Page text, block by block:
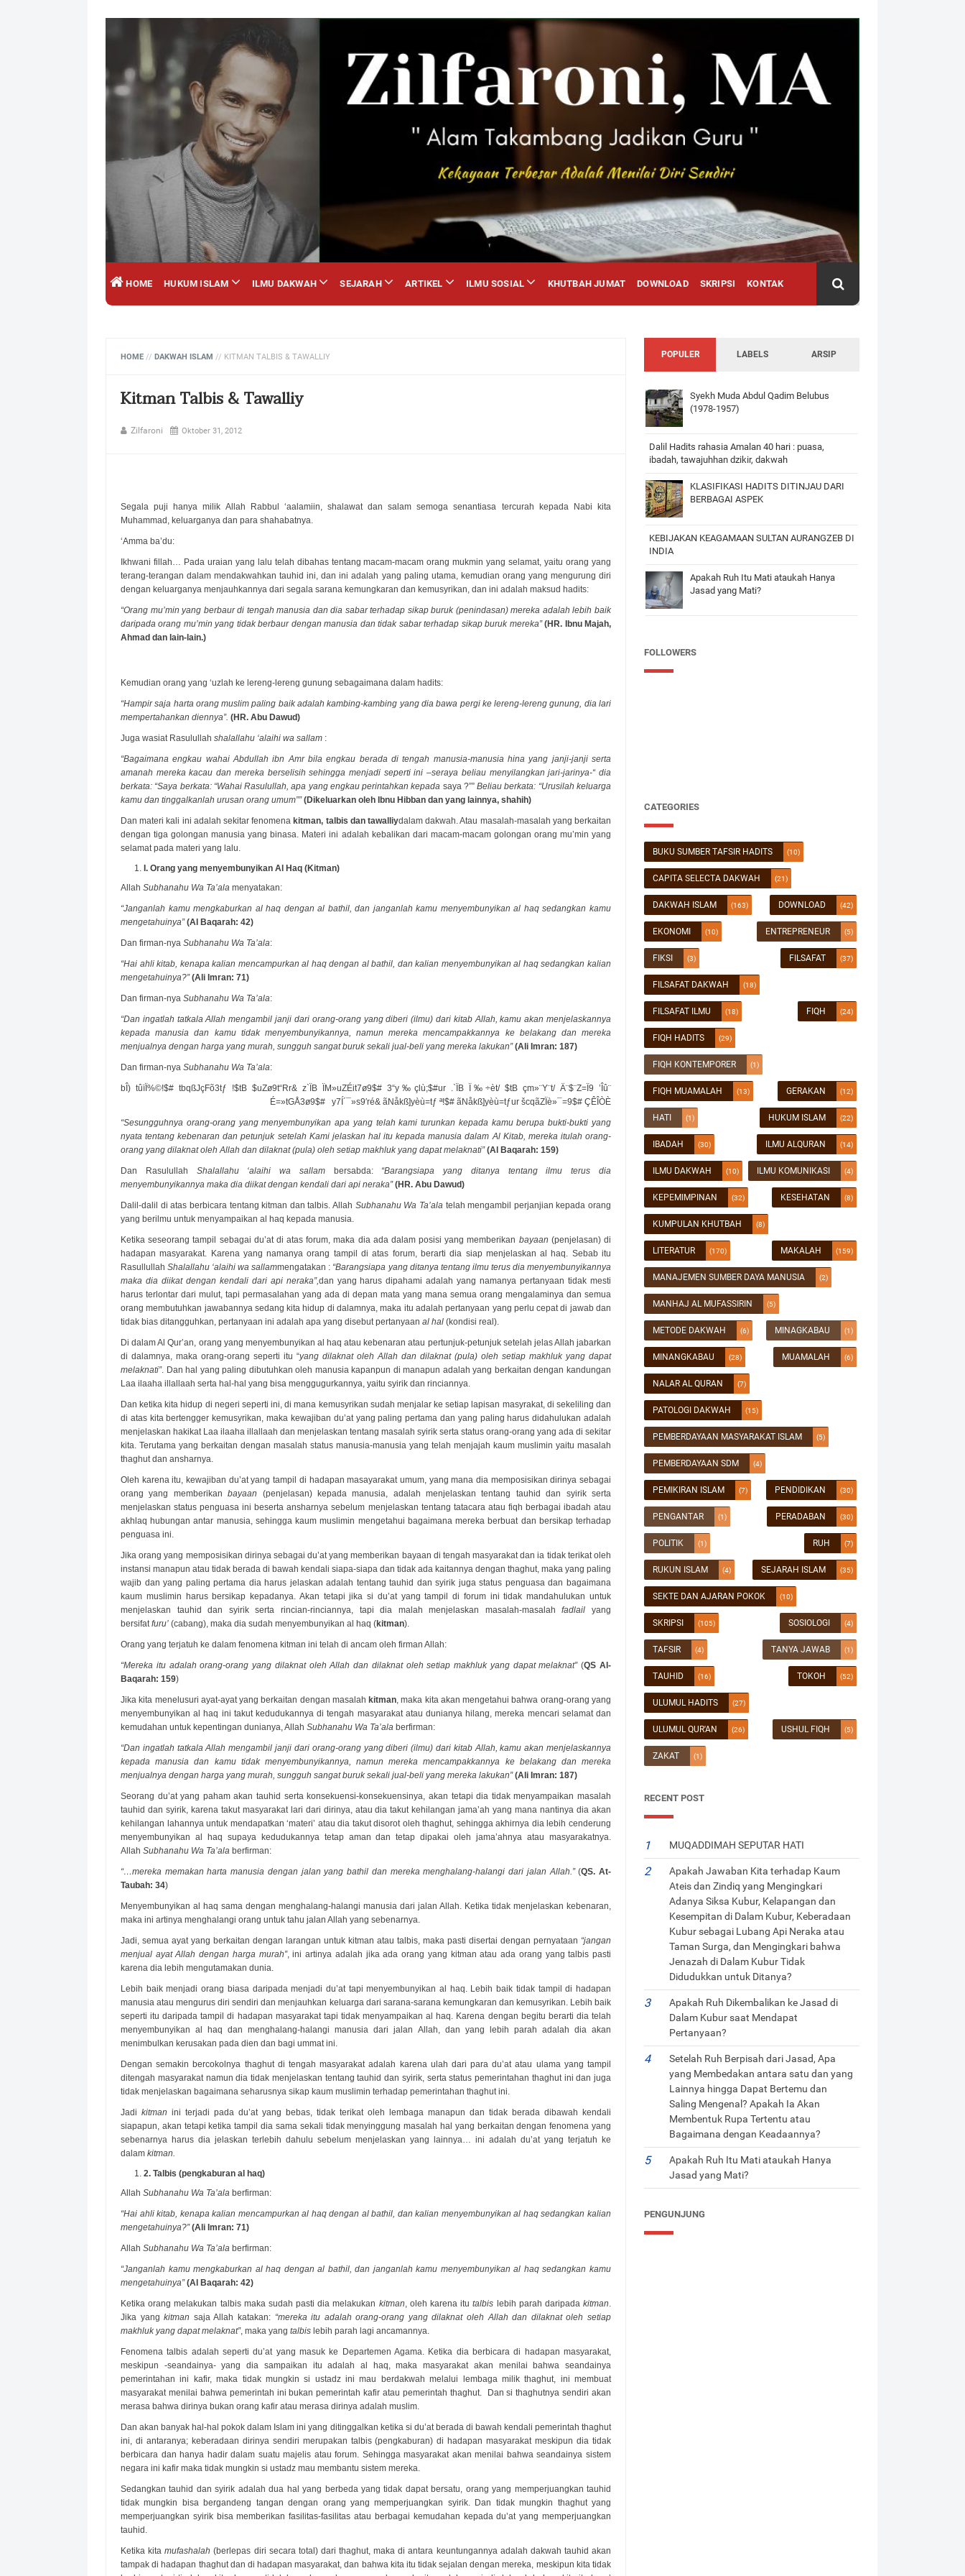
HOME HUKUM ISLAM ILMU DAKWAH SEJARAH ARTIKEL ILMU SOSIAL KHUTBAH JUMAT DOWNLOAD SKRIPSI KONTAK
HOME // DAKWAH ISLAM // KITMAN TALBIS & TAWALLIY
Kitman Talbis & Tawalliy
Zilfaroni Oktober 31, 2012
Segala puji hanya milik Allah Rabbul ‘aalamiin, shalawat dan salam semoga senantiasa tercurah kepada Nabi kita
Muhammad, keluarganya dan para shahabatnya.
‘Amma ba’du:
Ikhwani fillah… Pada uraian yang lalu telah dibahas tentang macam-macam orang mukmin yang selamat, yaitu orang yang
terang-terangan dalam mendakwahkan tauhid ini, dan ini adalah yang paling utama, kemudian orang yang mengurung diri
dengan keluarganya menjauhkannya dari segala sarana kemungkaran dan kemusyrikan, dan ini adalah maksud hadits:
“Orang mu’min yang berbaur di tengah manusia dan dia sabar terhadap sikap buruk (penindasan) mereka adalah lebih baik
daripada orang mu’min yang tidak berbaur dengan manusia dan tidak sabar terhadap sikap buruk mereka” (HR. Ibnu Majah,
Ahmad dan lain-lain.)
Kemudian orang yang ‘uzlah ke lereng-lereng gunung sebagaimana dalam hadits:
“Hampir saja harta orang muslim paling baik adalah kambing-kambing yang dia bawa pergi ke lereng-lereng gunung, dia lari
mempertahankan diennya”. (HR. Abu Dawud)
Juga wasiat Rasulullah shalallahu ‘alaihi wa sallam :
“Bagaimana engkau wahai Abdullah ibn Amr bila engkau berada di tengah manusia-manusia hina yang janji-janji serta
amanah mereka kacau dan mereka berselisih sehingga menjadi seperti ini –seraya beliau menyilangkan jari-jarinya-“ dia
berkata: “Saya berkata: “Wahai Rasulullah, apa yang engkau perintahkan kepada saya ?””Beliau berkata: “Urusilah keluarga
kamu dan tinggalkanlah urusan orang umum”” (Dikeluarkan oleh Ibnu Hibban dan yang lainnya, shahih)
Dan materi kali ini adalah sekitar fenomena kitman, talbis dan tawalliydalam dakwah. Atau masalah-masalah yang berkaitan
dengan tiga golongan manusia yang binasa. Materi ini adalah kebalikan dari macam-macam golongan orang mu’min yang
selamat pada materi yang lalu.
I. Orang yang menyembunyikan Al Haq (Kitman)
Allah Subhanahu Wa Ta’ala menyatakan:
“Janganlah kamu mengkaburkan al haq dengan al bathil, dan janganlah kamu menyembunyikan al haq sedangkan kamu
mengetahuinya” (Al Baqarah: 42)
Dan firman-nya Subhanahu Wa Ta’ala:
“Hai ahli kitab, kenapa kalian mencampurkan al haq dengan al bathil, dan kalian menyembunyikan al haq sedangkan kalian
mengetahuinya?” (Ali Imran: 71)
Dan firman-nya Subhanahu Wa Ta’ala:
“Dan ingatlah tatkala Allah mengambil janji dari orang-orang yang diberi (ilmu) dari kitab Allah, kamu akan menjelaskannya
kepada manusia dan kamu tidak menyembunyikannya, namun mereka mencampakkannya ke belakang dan mereka
menjualnya dengan harga yang murah, sungguh sangat buruk sekali jual-beli yang mereka lakukan” (Ali Imran: 187)
Dan firman-nya Subhanahu Wa Ta’ala:
¨bÎ) tûïÏ%©!$# tbqßJçFõ3tƒ !$tB $uZø9t“Rr& z`ÏB ÏM»uZÉit7ø9$# 3“y‰çlù;$#ur .`ÏB Ï‰÷èt/ $tB çm»¨Y¨t/ Ä¨$¨Z=Ï9 ’Îû
É=»tGÅ3ø9$# y7Í´¯»s9′ré& ãNåkß]yèù=tƒ ª!$# ãNåkß]yèù=tƒur šcqãZÏè»¯=9$# ÇÊÎÒÈ
“Sesungguhnya orang-orang yang menyembunyikan apa yang telah kami turunkan kepada kamu berupa bukti-bukti yang
nyata tentang kebenaran dan petunjuk setelah Kami jelaskan hal itu kepada manusia dalam Al Kitab, mereka itulah orang-
orang yang dilaknat oleh Allah dan dilaknat (pula) oleh setiap makhluk yang dapat melaknati” (Al Baqarah: 159)
Dan Rasulullah Shalallahu ‘alaihi wa sallambersabda: “Barangsiapa yang ditanya tentang ilmu terus dia
menyembunyikannya maka dia diikat dengan kendali dari api neraka” (HR. Abu Dawud)
Dalil-dalil di atas berbicara tentang kitman dan talbis. Allah Subhanahu Wa Ta’alatelah mengambil perjanjian kepada orang
yang berilmu untuk menyampaikan al haq kepada manusia.
Ketika seseorang tampil sebagai du’at di atas forum, maka dia ada dalam posisi yang memberikan bayaan (penjelasan) di
hadapan masyarakat. Karena yang namanya orang tampil di atas forum, berarti dia siap menjelaskan al haq. Sebab itu
RasullullahShalallahu ‘alaihi wa sallammengatakan : “Barangsiapa yang ditanya tentang ilmu terus dia menyembunyikannya
maka dia diikat dengan kendali dari api neraka”,dan yang harus dipahami adalah yang namanya pertanyaan tidak mesti
harus terlontar dari mulut, tapi permasalahan yang ada di depan mata yang mana semua orang mengalaminya dan semua
orang membutuhkan jawabannya sedang kita hidup di dalamnya, maka itu adalah pertanyaan yang perlu cepat di jawab dan
tidak bias ditangguhkan, pertanyaan ini adalah apa yang disebut pertanyaan al hal (kondisi real).
Di dalam Al Qur’an, orang yang menyembunyikan al haq atau kebenaran atau pertunjuk-petunjuk setelah jelas Allah jabarkan
di dalamnya, maka orang-orang seperti itu “yang dilaknat oleh Allah dan dilaknat (pula) oleh setiap makhluk yang dapat
melaknati”. Dan hal yang paling dibutuhkan oleh manusia kapanpun di manapun adalah yang berkaitan dengan kandungan
Laa ilaaha illallaah serta hal-hal yang bisa menggugurkannya, yaitu syirik dan rinciannya.
Dan ketika kita hidup di negeri seperti ini, di mana kemusyrikan sudah menjalar ke setiap lapisan masyrakat, di sekeliling dan
di atas kita bertengger kemusyrikan, maka kewajiban du’at yang paling pertama dan yang paling harus didahulukan adalah
menjelaskan hakikat Laa ilaaha illallaah dan menjelaskan tentang masalah syirik serta status orang-orang yang ada di sekitar
kita. Terutama yang berkaitan dengan masalah status manusia-manusia yang telah menjajah kaum muslimin yaitu masalah
thaghut dan ansharnya.
Oleh karena itu, kewajiban du’at yang tampil di hadapan masayarakat umum, yang mana dia memposisikan dirinya sebagai
orang yang memberikanbayaan (penjelasan) kepada manusia, adalah menjelaskan tentang tauhid dan syirik serta
menjelaskan status penguasa ini beserta ansharnya sebelum menjelaskan tentang tatacara atau fiqh berbagai ibadah atau
akhlaq hubungan antar manusia, sehingga kaum muslimin mengetahui bagaimana mereka berbuat dan bersikap terhadap
penguasa ini.
Jika orang yang memposisikan dirinya sebagai du’at yang memberikan bayaan di tengah masyarakat dan ia tidak terikat oleh
instansi manapun atau tidak berada di bawah kendali siapa-siapa dan tidak ada kaitannya dengan thaghut, maka yang paling
wajib dan yang paling pertama dia harus jelaskan adalah tentang tauhid dan syirik juga status penguasa dan bagaimana
kaum muslimin harus bersikap kepadanya. Akan tetapi jika si du’at yang tampil di forum ini tidak mandahulukan untuk
menjelaskan tauhid dan syirik serta rincian-rinciannya, tapi dia malah menjelaskan masalah-masalahfadlail yang
bersifatfuru’ (cabang), maka dia sudah menyembunyikan al haq (kitman).
Orang yang terjatuh ke dalam fenomena kitman ini telah di ancam oleh firman Allah:
“Mereka itu adalah orang-orang yang dilaknat oleh Allah dan dilaknat oleh setiap makhluk yang dapat melaknat”(QS Al-
Baqarah: 159)
Jika kita menelusuri ayat-ayat yang berkaitan dengan masalah kitman, maka kita akan mengetahui bahwa orang-orang yang
menyembunyikan al haq ini takut kedudukannya di tengah masyarakat atau dunianya hilang, mereka mencari selamat dan
kemudahan untuk kepentingan dunianya, Allah Subhanahu Wa Ta’ala berfirman:
“Dan ingatlah tatkala Allah mengambil janji dari orang-orang yang diberi (ilmu) dari kitab Allah, kamu akan menjelaskannya
kepada manusia dan kamu tidak menyembunyikannya, namun mereka mencampakkannya ke belakang dan mereka
menjualnya dengan harga yang murah, sungguh sangat buruk sekali jual-beli yang mereka lakukan” (Ali Imran: 187)
Seorang du’at yang paham akan tauhid serta konsekuensi-konsekuensinya, akan tetapi dia tidak menyampaikan masalah
tauhid dan syirik, karena takut masyarakat lari dari dirinya, atau dia takut kehilangan jama’ah yang mana nantinya dia akan
kehilangan lahannya untuk mendapatkan ‘materi’ atau dia takut disorot oleh thaghut, sehingga akhirnya dia lebih cenderung
menyembunyikan al haq supaya kedudukannya tetap aman dan tetap dipakai oleh jama’ahnya atau masyarakatnya.
Allah Subhanahu Wa Ta’ala berfirman:
“…mereka memakan harta manusia dengan jalan yang bathil dan mereka menghalang-halangi dari jalan Allah.”(QS. At-
Taubah: 34)
Menyembunyikan al haq sama dengan menghalang-halangi manusia dari jalan Allah. Ketika tidak menjelaskan kebenaran,
maka ini artinya menghalangi orang untuk tahu jalan Allah yang sebenarnya.
Jadi, semua ayat yang berkaitan dengan larangan untuk kitman atau talbis, maka pasti disertai dengan pernyataan “jangan
menjual ayat Allah dengan harga murah”, ini artinya adalah jika ada orang yang kitman atau ada orang yang talbis pasti
karena dia lebih mengutamakan dunia.
Lebih baik menjadi orang biasa daripada menjadi du’at tapi menyembunyikan al haq. Lebih baik tidak tampil di hadapan
manusia atau mengurus diri sendiri dan menjauhkan keluarga dari sarana-sarana kemungkaran dan kemusyrikan. Lebih baik
seperti itu daripada tampil di hadapan masyarakat tapi tidak menyampaikan al haq. Karena dengan begitu berarti dia telah
menyembunyikan al haq dan menghalang-halangi manusia dari jalan Allah, dan yang lebih parah adalah dia akan
menimbulkan kerusakan pada dien dan bagi ummat ini.
Dengan semakin bercokolnya thaghut di tengah masyarakat adalah karena ulah dari para du’at atau ulama yang tampil
ditengah masyarakat namun dia tidak menjelaskan tentang tauhid dan syirik, serta status pemerintahan thaghut ini dan juga
tidak menjelaskan bagaimana seharusnya sikap kaum muslimin terhadap pemerintahan thaghut ini.
Jadi kitman ini terjadi pada du’at yang bebas, tidak terikat oleh lembaga manapun dan tidak berada dibawah kendali
siapapun, akan tetapi ketika tampil dia sama sekali tidak menyinggung masalah hal yang berkaitan dengan fenomena yang
sebenarnya harus dia jelaskan terlebih dahulu sebelum menjelaskan yang lainnya… ini adalah du’at yang terjatuh ke
dalam kitman.
2. Talbis (pengkaburan al haq)
Allah Subhanahu Wa Ta’ala berfirman:
“Hai ahli kitab, kenapa kalian mencampurkan al haq dengan al bathil, dan kalian menyembunyikan al haq sedangkan kalian
mengetahuinya?” (Ali Imran: 71)
Allah Subhanahu Wa Ta’ala berfirman:
“Janganlah kamu mengkaburkan al haq dengan al bathil, dan janganlah kamu menyembunyikan al haq sedangkan kamu
mengetahuinya” (Al Baqarah: 42)
Ketika orang melakukan talbis maka sudah pasti dia melakukan kitman, oleh karena itutalbis lebih parah daripadakitman.
Jika yangkitman saja Allah katakan: “mereka itu adalah orang-orang yang dilaknat oleh Allah dan dilaknat oleh setiap
makhluk yang dapat melaknat”, maka yang talbis lebih parah lagi ancamannya.
Fenomena talbis adalah seperti du’at yang masuk ke Departemen Agama. Ketika dia berbicara di hadapan masyarakat,
meskipun -seandainya- yang dia sampaikan itu adalah al haq, maka masyarakat akan menilai bahwa seandainya
pemerintahan ini kafir, maka tidak mungkin si ustadz ini mau berdakwah melalui lembaga milik thaghut, ini membuat
masyarakat menilai bahwa pemerintah ini bukan pemerintah kafir atau pemerintah thaghut. Dan si thaghutnya sendiri akan
merasa bahwa dirinya bukan orang kafir atau merasa dirinya adalah muslim.
Dan akan banyak hal-hal pokok dalam Islam ini yang ditinggalkan ketika si du’at berada di bawah kendali pemerintah thaghut
ini, di antaranya; keberadaan dirinya sendiri merupakan talbis (pengkaburan) di hadapan masyarakat meskipun dia tidak
berbicara dan hanya hadir dalam suatu majelis atau forum. Sehingga masyarakat akan menilai bahwa seandainya sistem
negara ini kafir maka tidak mungkin si ustadz mau membantu sistem mereka.
Sedangkan tauhid dan syirik adalah dua hal yang berbeda yang tidak dapat bersatu, orang yang memperjuangkan tauhid
tidak mungkin bisa bergandeng tangan dengan orang yang memperjuangkan syirik. Dan tidak mungkin thaghut yang
memperjuangkan syirik bisa memberikan fasilitas-fasilitas atau berbagai kemudahan kepada du’at yang memperjuangkan
tauhid.
Ketika kitamufashalah (berlepas diri secara total) dari thaghut, maka di antara keuntungannya adalah dakwah tauhid akan
tampak di hadapan thaghut dan di hadapan masyarakat, dan bahwa kita itu tidak sejalan dengan mereka, meskipun kita tidak
POPULER LABELS ARSIP
Syekh Muda Abdul Qadim Belubus
(1978-1957)
Dalil Hadits rahasia Amalan 40 hari : puasa,
ibadah, tawajuhhan dzikir, dakwah
KLASIFIKASI HADITS DITINJAU DARI
BERBAGAI ASPEK
KEBIJAKAN KEAGAMAAN SULTAN AURANGZEB DI
INDIA
Apakah Ruh Itu Mati ataukah Hanya
Jasad yang Mati?
FOLLOWERS
CATEGORIES
BUKU SUMBER TAFSIR HADITS (10)
CAPITA SELECTA DAKWAH (21)
DAKWAH ISLAM (163) DOWNLOAD (42)
EKONOMI (10) ENTREPRENEUR (5)
FIKSI (3) FILSAFAT (37)
FILSAFAT DAKWAH (18)
FILSAFAT ILMU (18) FIQH (24)
FIQH HADITS (29)
FIQH KONTEMPORER (1)
FIQH MUAMALAH (13) GERAKAN (12)
HATI (1) HUKUM ISLAM (22)
IBADAH (30) ILMU ALQURAN (14)
ILMU DAKWAH (10) ILMU KOMUNIKASI (4)
KEPEMIMPINAN (32) KESEHATAN (8)
KUMPULAN KHUTBAH (8)
LITERATUR (170) MAKALAH (159)
MANAJEMEN SUMBER DAYA MANUSIA (2)
MANHAJ AL MUFASSIRIN (5)
METODE DAKWAH (6) MINAGKABAU (1)
MINANGKABAU (28) MUAMALAH (6)
NALAR AL QURAN (7)
PATOLOGI DAKWAH (15)
PEMBERDAYAAN MASYARAKAT ISLAM (5)
PEMBERDAYAAN SDM (4)
PEMIKIRAN ISLAM (7) PENDIDIKAN (30)
PENGANTAR (1) PERADABAN (30)
POLITIK (1) RUH (7)
RUKUN ISLAM (4) SEJARAH ISLAM (35)
SEKTE DAN AJARAN POKOK (10)
SKRIPSI (105) SOSIOLOGI (4)
TAFSIR (4) TANYA JAWAB (1)
TAUHID (16) TOKOH (52)
ULUMUL HADITS (27)
ULUMUL QUR'AN (26) USHUL FIQH (5)
ZAKAT (1)
RECENT POST
MUQADDIMAH SEPUTAR HATI
Apakah Jawaban Kita terhadap Kaum
Ateis dan Zindiq yang Mengingkari
Adanya Siksa Kubur, Kelapangan dan
Kesempitan di Dalam Kubur, Keberadaan
Kubur sebagai Lubang Api Neraka atau
Taman Surga, dan Mengingkari bahwa
Jenazah di Dalam Kubur Tidak
Didudukkan untuk Ditanya?
Apakah Ruh Dikembalikan ke Jasad di
Dalam Kubur saat Mendapat
Pertanyaan?
Setelah Ruh Berpisah dari Jasad, Apa
yang Membedakan antara satu dan yang
Lainnya hingga Dapat Bertemu dan
Saling Mengenal? Apakah Ia Akan
Membentuk Rupa Tertentu atau
Bagaimana dengan Keadaannya?
Apakah Ruh Itu Mati ataukah Hanya
Jasad yang Mati?
PENGUNJUNG